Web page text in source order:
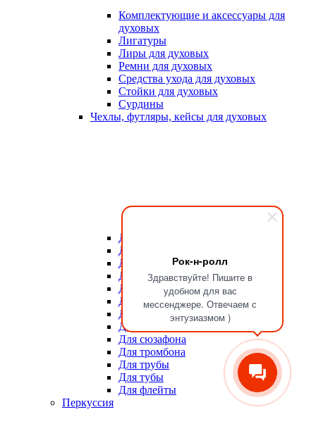
Рок-н-ролл
Здравствуйте! Пишите в
удобном для вас
мессенджере. Отвечаем с
энтузиазмом )
Комплектующие и аксессуары для
духовых
Лигатуры
Лиры для духовых
Ремни для духовых
Средства ухода для духовых
Стойки для духовых
Сурдины
Чехлы, футляры, кейсы для духовых
Для мундштуков
Для тростей
Для альта
Для баритона
Для валторны
Для гобоя
Для кларнета
Для саксофона
Для сюзафона
Для тромбона
Для трубы
Для тубы
Для флейты
Перкуссия